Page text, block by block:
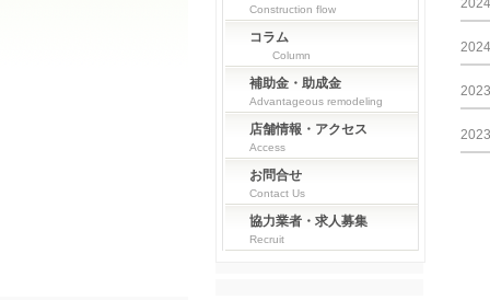
Construction flow
コラム
Column
補助金・助成金
Advantageous remodeling
店舗情報・アクセス
Access
お問合せ
Contact Us
協力業者・求人募集
Recruit